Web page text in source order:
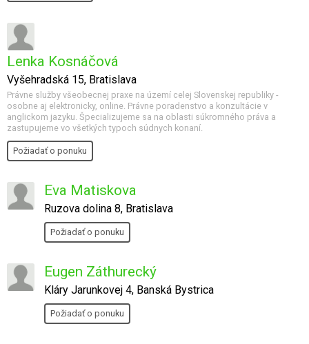
Lenka Kosnáčová
Vyšehradská 15, Bratislava
Právne služby všeobecnej praxe na území celej Slovenskej republiky -
osobne aj elektronicky, online. Právne poradenstvo a konzultácie v
anglickom jazyku. Špecializujeme sa na oblasti súkromného práva a
zastupujeme vo všetkých typoch súdnych konaní.
Požiadať o ponuku
Eva Matiskova
Ruzova dolina 8, Bratislava
Požiadať o ponuku
Eugen Záthurecký
Kláry Jarunkovej 4, Banská Bystrica
Požiadať o ponuku